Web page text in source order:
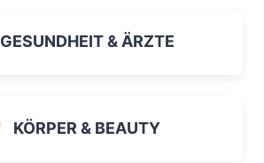
GESUNDHEIT & ÄRZTE
KÖRPER & BEAUTY